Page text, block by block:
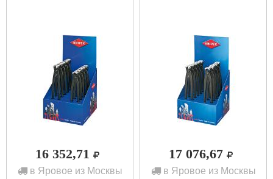
16 352,71
в Яровое из Москвы
17 076,67
в Яровое из Москвы